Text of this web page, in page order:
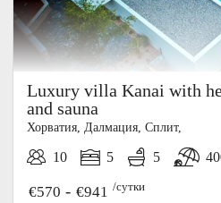
Luxury villa Kanai with
and sauna
Хорватия, Далмация, Cплит,
10 5 5
€570 - €941 /сутки